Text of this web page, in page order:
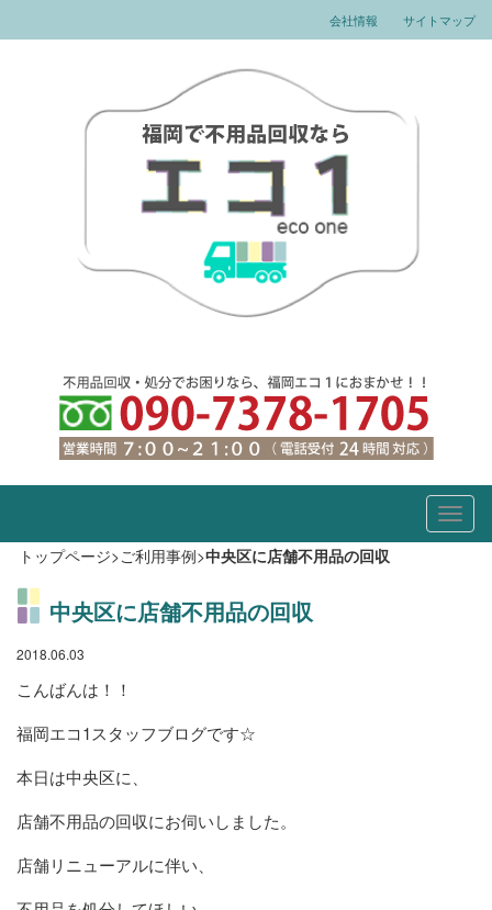
会社情報 サイトマップ
トップページ>ご利用事例>中央区に店舗不用品の回収
中央区に店舗不用品の回収
2018.06.03
こんばんは！！
福岡エコ1スタッフブログです☆
本日は中央区に、
店舗不用品の回収にお伺いしました。
店舗リニューアルに伴い、